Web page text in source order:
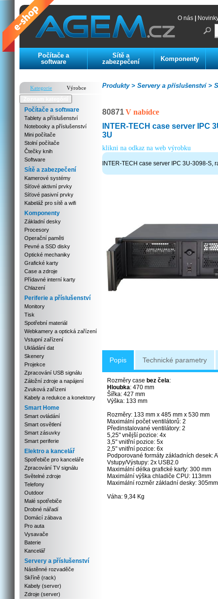
O nás
Počítače a
software
Sítě a
zabezpečení
Komponenty
Kategorie
Výrobce
Počítače a software
Tablety a příslušenství
Notebooky a příslušenství
Mini počítače
Stolní počítače
Čtečky knih
Software
Sítě a zabezpečení
Kamerové systémy
Síťové aktivní prvky
Síťové pasivní prvky
Kabeláž pro sítě a wifi
Komponenty
Základní desky
Procesory
Operační paměti
Pevné a SSD disky
Optické mechaniky
Grafické karty
Case a zdroje
Přídavné interní karty
Chlazení
Periferie a příslušenství
Monitory
Tisk
Spotřební materiál
Webkamery a optická zařízení
Vstupní zařízení
Ukládání dat
Skenery
Projekce
Zpracování USB signálu
Záložní zdroje a napájení
Zvuková zařízeni
Kabely a redukce a konektory
Smart Home
Smart ovládání
Smart osvětlení
Smart zásuvky
Smart periferie
Elektro a kancelář
Spotřebiče pro kanceláře
Zpracování TV signálu
Světelné zdroje
Telefony
Outdoor
Malé spotřebiče
Drobné nářadí
Domácí zábava
Pro auta
Vysavače
Baterie
Kancelář
Servery a příslušenství
Nástěnné rozvaděče
Skříně (rack)
Kabely (server)
Zdroje (server)
Servery a příslušenství >
Produkty >
80871V nabídce
INTER-TECH case server IPC
3U
klikni na odkaz na web výrobku
INTER-TECH case server IPC 3U-3098-S,
Popis Technické parametry
Rozměry case bez čela:
Hloubka: 470 mm
Šířka: 427 mm
Výška: 133 mm
Rozměry: 133 mm x 485 mm x 530 mm
Maximální počet ventilátorů: 2
Předinstalované ventilátory: 2
5,25" vnější pozice: 4x
3,5" vnitřní pozice: 5x
2,5" vnitřní pozice: 6x
Podporované formáty základních desek:
Vstupy/Výstupy: 2x USB2.0
Maximální délka grafické karty: 300 mm
Maximální výška chladiče CPU: 113mm
Maximální rozměr základní desky:
Váha: 9,34 Kg